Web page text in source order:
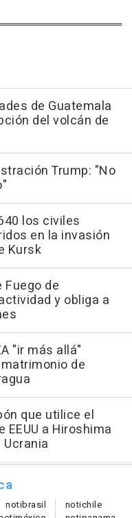
de Guatemala
del volcán de
Trump: "No
los civiles
en la invasión
Kursk
Fuego de
y obliga a
"ir más allá"
de
que utilice el
a Hiroshima
notibrasil notichile